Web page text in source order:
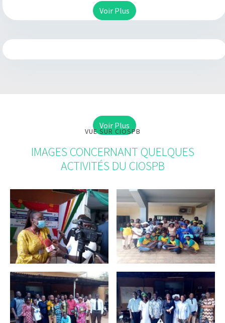
Voir Plus
Voir Plus
VUE SUR CIOSPB
IMAGES CONCERNANT QUELQUES
ACTIVITÉS DU CIOSPB